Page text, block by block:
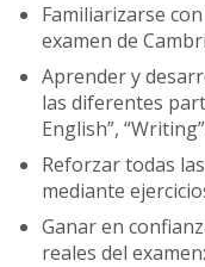
Familiarizarse
examen de
Aprender y
las diferentes
English”,
Reforzar todas
mediante
Ganar en
reales del